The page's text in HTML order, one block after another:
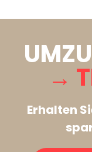
→
Erhalten